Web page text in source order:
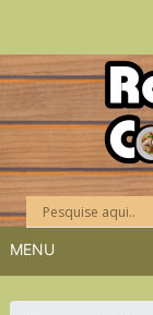
Skip
to
content
MENU